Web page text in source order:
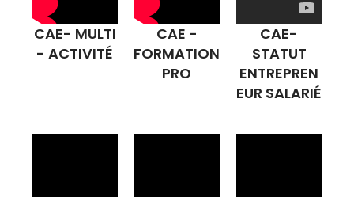
CAE- MULTI
- ACTIVITÉ
CAE -
FORMATION
PRO
CAE-
STATUT
ENTREPREN
EUR SALARIÉ